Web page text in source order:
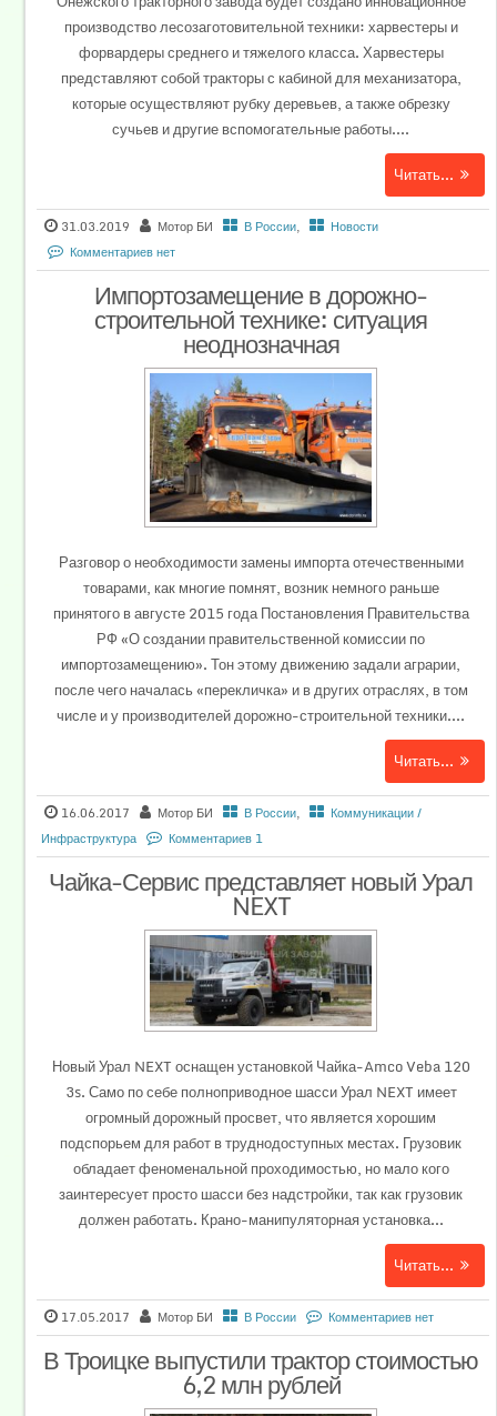
производство лесозаготовительной техники: харвестеры и
форвардеры среднего и тяжелого класса. Харвестеры
представляют собой тракторы с кабиной для механизатора,
которые осуществляют рубку деревьев, а также обрезку
сучьев и другие вспомогательные работы....
Читать...
31.03.2019 Мотор БИ В России,
Новости
Комментариев нет
Импортозамещение в дорожно-
строительной технике: ситуация
неоднозначная
Разговор о необходимости замены импорта отечественными
товарами, как многие помнят, возник немного раньше
принятого в августе 2015 года Постановления Правительства
РФ «О создании правительственной комиссии по
импортозамещению». Тон этому движению задали аграрии,
после чего началась «перекличка» и в других отраслях, в том
числе и у производителей дорожно-строительной техники....
Читать...
16.06.2017 Мотор БИ В России,
Коммуникации /
Инфраструктура
Комментариев 1
Чайка-Сервис представляет новый Урал
NEXT
Новый Урал NEXT оснащен установкой Чайка-Amco Veba 120
3s. Само по себе полноприводное шасси Урал NEXT имеет
огромный дорожный просвет, что является хорошим
подспорьем для работ в труднодоступных местах. Грузовик
обладает феноменальной проходимостью, но мало кого
заинтересует просто шасси без надстройки, так как грузовик
должен работать. Крано-манипуляторная установка...
Читать...
17.05.2017 Мотор БИ В России Комментариев нет
В Троицке выпустили трактор стоимостью
6,2 млн рублей